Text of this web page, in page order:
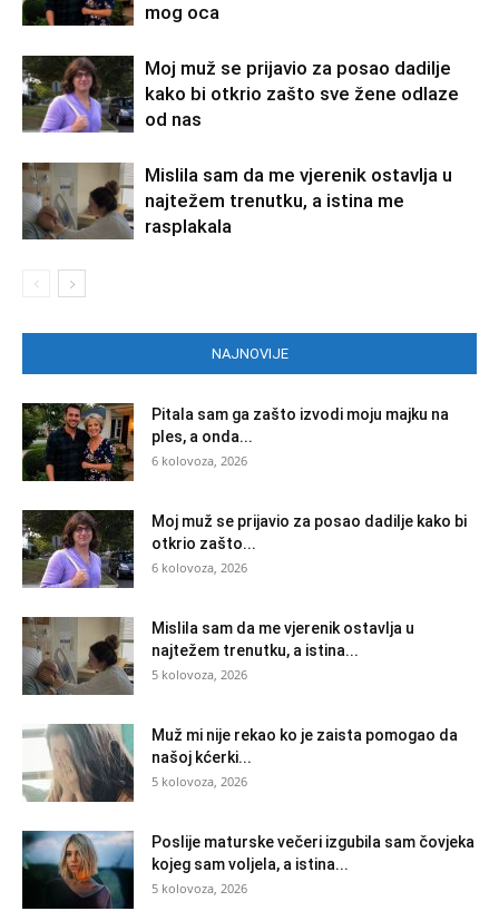
mog oca
Moj muž se prijavio za posao dadilje
kako bi otkrio zašto sve žene odlaze
od nas
Mislila sam da me vjerenik ostavlja u
najtežem trenutku, a istina me
rasplakala
NAJNOVIJE
Pitala sam ga zašto izvodi moju majku na
ples, a onda...
6 kolovoza, 2026
Moj muž se prijavio za posao dadilje kako bi
otkrio zašto...
6 kolovoza, 2026
Mislila sam da me vjerenik ostavlja u
najtežem trenutku, a istina...
5 kolovoza, 2026
Muž mi nije rekao ko je zaista pomogao da
našoj kćerki...
5 kolovoza, 2026
Poslije maturske večeri izgubila sam čovjeka
kojeg sam voljela, a istina...
5 kolovoza, 2026